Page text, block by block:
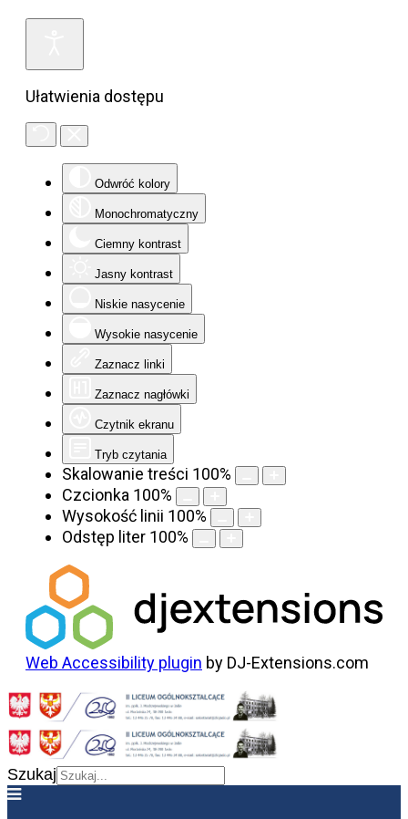
Ułatwienia dostępu
Odwróć kolory
Monochromatyczny
Ciemny kontrast
Jasny kontrast
Niskie nasycenie
Wysokie nasycenie
Zaznacz linki
Zaznacz nagłówki
Czytnik ekranu
Tryb czytania
Skalowanie treści 100%
Czcionka 100%
Wysokość linii 100%
Odstęp liter 100%
Web Accessibility plugin by DJ-Extensions.com
Szukaj